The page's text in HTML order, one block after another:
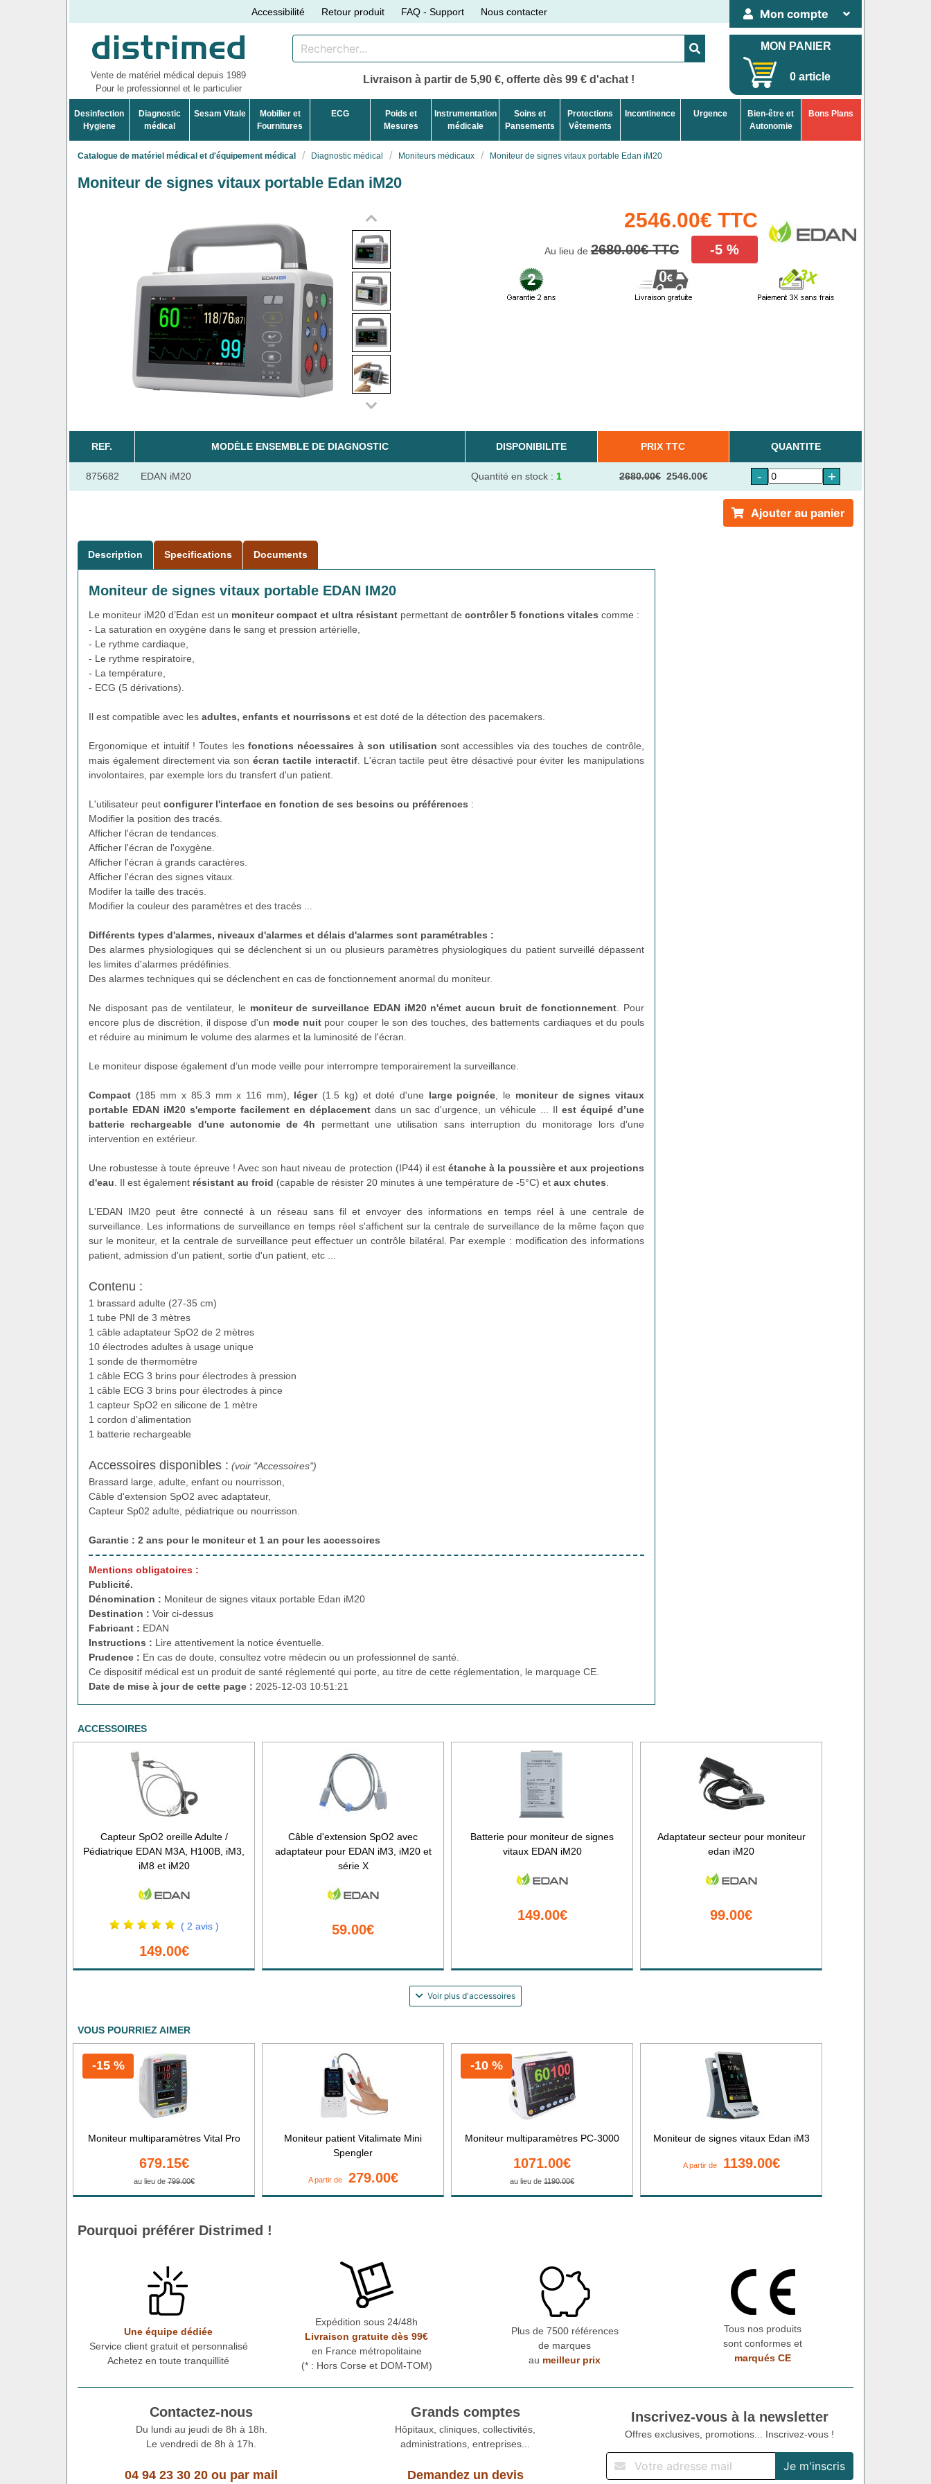
Accessibilité Retour produit FAQ - Support Nous contacter Mon compte
Vente de matériel médical depuis 1989
Pour le professionnel et le particulier
Livraison à partir de 5,90 €, offerte dès 99 € d'achat !
MON PANIER
0 article
Desinfection
Hygiene
Diagnostic
médical
Sesam Vitale
Mobilier et
Fournitures
ECG
Poids et
Mesures
Instrumentation
médicale
Soins et
Pansements
Protections
Vêtements
Incontinence Urgence
Bien-être et
Autonomie
Bons Plans
Catalogue de matériel médical et d'équipement médical Diagnostic médical Moniteurs médicaux Moniteur de signes vitaux portable Edan iM20
Moniteur de signes vitaux portable Edan iM20
2546.00€ TTC
Au lieu de2680.00€ TTC -5 %
REF. MODÈLE ENSEMBLE DE DIAGNOSTIC DISPONIBILITE PRIX TTC QUANTITE
875682 EDAN iM20 Quantité en stock : 1 2680.00€ 2546.00€ - +
Ajouter au panier
Description Specifications Documents
Moniteur de signes vitaux portable EDAN IM20
Le moniteur iM20 d’Edan est un moniteur compact et ultra résistant permettant de contrôler 5 fonctions vitales comme :
- La saturation en oxygène dans le sang et pression artérielle,
- Le rythme cardiaque,
- Le rythme respiratoire,
- La température,
- ECG (5 dérivations).
Il est compatible avec les adultes, enfants et nourrissons et est doté de la détection des pacemakers.
Ergonomique et intuitif ! Toutes lesfonctions nécessaires à son utilisation sont accessibles via des touches de contrôle,
mais également directement via sonécran tactile interactif. L'écran tactile peut être désactivé pour éviter les manipulations
involontaires, par exemple lors du transfert d'un patient.
L'utilisateur peut configurer l'interface en fonction de ses besoins ou préférences :
Modifier la position des tracés.
Afficher l'écran de tendances.
Afficher l'écran de l'oxygène.
Afficher l'écran à grands caractères.
Afficher l'écran des signes vitaux.
Modifer la taille des tracés.
Modifier la couleur des paramètres et des tracés ...
Différents types d'alarmes, niveaux d'alarmes et délais d'alarmes sont paramétrables :
Des alarmes physiologiques qui se déclenchent si un ou plusieurs paramètres physiologiques du patient surveillé dépassent
les limites d'alarmes prédéfinies.
Des alarmes techniques qui se déclenchent en cas de fonctionnement anormal du moniteur.
Ne disposant pas de ventilateur, le moniteur de surveillance EDAN iM20n'émet aucun bruit de fonctionnement . Pour
encore plus de discrétion, il dispose d'un mode nuitpour couper le son des touches, des battements cardiaques et du pouls
et réduire au minimum le volume des alarmes et la luminosité de l'écran.
Le moniteur dispose également d’un mode veille pour interrompre temporairement la surveillance.
Compact (185 mm x 85.3 mm x 116 mm), léger(1.5 kg) et doté d'une large poignée , le moniteur de signes vitaux
portable EDAN iM20s'emporte facilement en déplacementdans un sac d'urgence, un véhicule ... Ilest équipé d’une
batterie rechargeable d'une autonomie de 4h permettant une utilisation sans interruption du monitorage lors d'une
intervention en extérieur.
Une robustesse à toute épreuve ! Avec son haut niveau de protection (IP44) il est étanche à la poussière et aux projections
d'eau . Il est également résistant au froid (capable de résister 20 minutes à une température de -5°C) et aux chutes
L'EDAN IM20 peut être connecté à un réseau sans fil et envoyer des informations en temps réel à une centrale de
surveillance. Les informations de surveillance en temps réel s'affichent sur la centrale de surveillance de la même façon que
sur le moniteur, et la centrale de surveillance peut effectuer un contrôle bilatéral. Par exemple : modification des informations
patient, admission d'un patient, sortie d'un patient, etc ...
Contenu :
1 brassard adulte (27-35 cm)
1 tube PNI de 3 mètres
1 câble adaptateur SpO2 de 2 mètres
10 électrodes adultes à usage unique
1 sonde de thermomètre
1 câble ECG 3 brins pour électrodes à pression
1 câble ECG 3 brins pour électrodes à pince
1 capteur SpO2 en silicone de 1 mètre
1 cordon d’alimentation
1 batterie rechargeable
Accessoires disponibles : (voir "Accessoires")
Brassard large, adulte, enfant ou nourrisson,
Câble d'extension SpO2 avec adaptateur,
Capteur Sp02 adulte, pédiatrique ou nourrisson.
Garantie : 2 ans pour le moniteur et 1 an pour les accessoires
Mentions obligatoires :
Publicité.
Dénomination : Moniteur de signes vitaux portable Edan iM20
Destination : Voir ci-dessus
Fabricant : EDAN
Instructions : Lire attentivement la notice éventuelle.
Prudence : En cas de doute, consultez votre médecin ou un professionnel de santé.
Ce dispositif médical est un produit de santé réglementé qui porte, au titre de cette réglementation, le marquage CE.
Date de mise à jour de cette page : 2025-12-03 10:51:21
ACCESSOIRES
Capteur SpO2 oreille Adulte /
Pédiatrique EDAN M3A, H100B, iM3,
iM8 et iM20
( 2 avis )
149.00€
Câble d'extension SpO2 avec
adaptateur pour EDAN iM3, iM20 et
série X
59.00€
Batterie pour moniteur de signes
vitaux EDAN iM20
149.00€
Adaptateur secteur pour moniteur
edan iM20
99.00€
Voir plus d'accessoires
VOUS POURRIEZ AIMER
-15 %
Moniteur multiparamètres Vital Pro
679.15€
au lieu de799.00€
Moniteur patient Vitalimate Mini
Spengler
A partir de 279.00€
-10 %
Moniteur multiparamètres PC-3000
1071.00€
au lieu de1190.00€
Moniteur de signes vitaux Edan iM3
A partir de 1139.00€
Pourquoi préférer Distrimed !
Une équipe dédiée
Service client gratuit et personnalisé
Achetez en toute tranquillité
Expédition sous 24/48h
Livraison gratuite dès 99€
en France métropolitaine
(* : Hors Corse et DOM-TOM)
Plus de 7500 références
de marques
au meilleur prix
Tous nos produits
sont conformes et
marqués CE
Contactez-nous
Du lundi au jeudi de 8h à 18h.
Le vendredi de 8h à 17h.
04 94 23 30 20 ou par mail
Grands comptes
Hôpitaux, cliniques, collectivités,
administrations, entreprises...
Demandez un devis
Inscrivez-vous à la newsletter
Offres exclusives, promotions... Inscrivez-vous !